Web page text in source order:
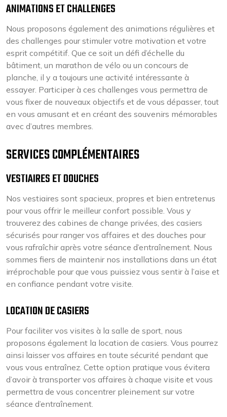
ANIMATIONS ET CHALLENGES
Nous proposons également des animations régulières et
des challenges pour stimuler votre motivation et votre
esprit compétitif. Que ce soit un défi d’échelle du
bâtiment, un marathon de vélo ou un concours de
planche, il y a toujours une activité intéressante à
essayer. Participer à ces challenges vous permettra de
vous fixer de nouveaux objectifs et de vous dépasser, tout
en vous amusant et en créant des souvenirs mémorables
avec d’autres membres.
SERVICES COMPLÉMENTAIRES
VESTIAIRES ET DOUCHES
Nos vestiaires sont spacieux, propres et bien entretenus
pour vous offrir le meilleur confort possible. Vous y
trouverez des cabines de change privées, des casiers
sécurisés pour ranger vos affaires et des douches pour
vous rafraîchir après votre séance d’entraînement. Nous
sommes fiers de maintenir nos installations dans un état
irréprochable pour que vous puissiez vous sentir à l’aise et
en confiance pendant votre visite.
LOCATION DE CASIERS
Pour faciliter vos visites à la salle de sport, nous
proposons également la location de casiers. Vous pourrez
ainsi laisser vos affaires en toute sécurité pendant que
vous vous entraînez. Cette option pratique vous évitera
d’avoir à transporter vos affaires à chaque visite et vous
permettra de vous concentrer pleinement sur votre
séance d’entraînement.